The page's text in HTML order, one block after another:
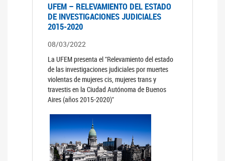
UFEM – RELEVAMIENTO DEL ESTADO
DE INVESTIGACIONES JUDICIALES
2015-2020
08/03/2022
La UFEM presenta el "Relevamiento del estado
de las investigaciones judiciales por muertes
violentas de mujeres cis, mujeres trans y
travestis en la Ciudad Autónoma de Buenos
Aires (años 2015-2020)"